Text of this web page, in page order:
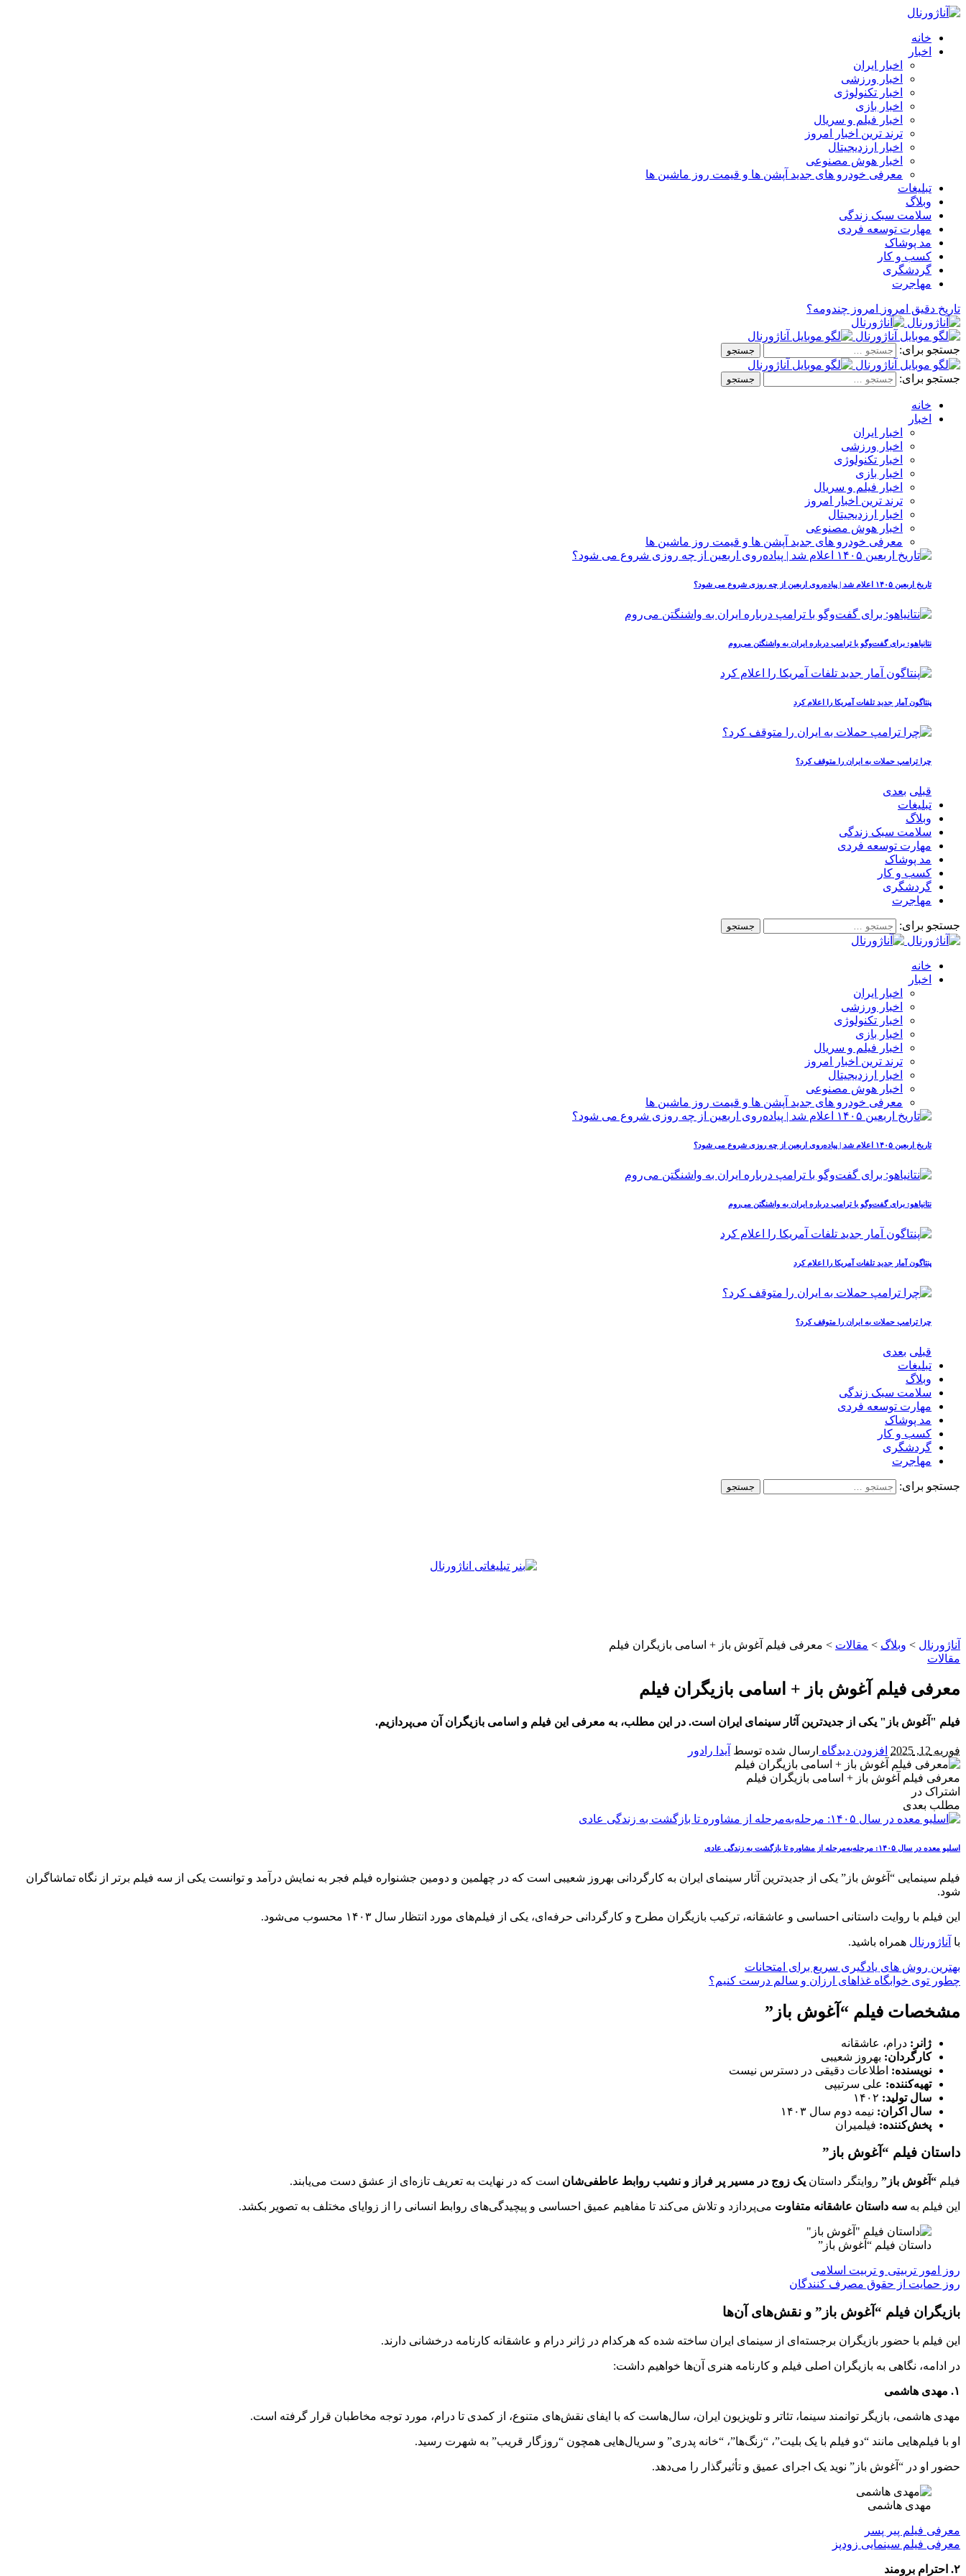
خانه
اخبار
اخبار ایران
اخبار ورزشی
اخبار تکنولوژی
اخبار بازی
اخبار فیلم و سریال
ترند ترین اخبار امروز
اخبار ارزدیجیتال
اخبار هوش مصنوعی
معرفی خودرو های جدید آپشن‌ ها و قیمت روز ماشین‌ ها
تبلیغات
وبلاگ
سلامت سبک زندگی
مهارت توسعه فردی
مد پوشاک
کسب و کار
گردشگری
مهاجرت
تاریخ دقیق امروز امروز چندومه؟
جستجو برای:
جستجو برای:
خانه
اخبار
اخبار ایران
اخبار ورزشی
اخبار تکنولوژی
اخبار بازی
اخبار فیلم و سریال
ترند ترین اخبار امروز
اخبار ارزدیجیتال
اخبار هوش مصنوعی
معرفی خودرو های جدید آپشن‌ ها و قیمت روز ماشین‌ ها
تاریخ اربعین ۱۴۰۵ اعلام شد | پیاده‌روی اربعین از چه روزی شروع می‌ شود؟
نتانیاهو: برای گفت‌وگو با ترامپ درباره ایران به واشنگتن می‌روم
پنتاگون آمار جدید تلفات آمریکا را اعلام کرد
چرا ترامپ حملات به ایران را متوقف کرد؟
قبلی بعدی
تبلیغات
وبلاگ
سلامت سبک زندگی
مهارت توسعه فردی
مد پوشاک
کسب و کار
گردشگری
مهاجرت
جستجو برای:
خانه
اخبار
اخبار ایران
اخبار ورزشی
اخبار تکنولوژی
اخبار بازی
اخبار فیلم و سریال
ترند ترین اخبار امروز
اخبار ارزدیجیتال
اخبار هوش مصنوعی
معرفی خودرو های جدید آپشن‌ ها و قیمت روز ماشین‌ ها
تاریخ اربعین ۱۴۰۵ اعلام شد | پیاده‌روی اربعین از چه روزی شروع می‌ شود؟
نتانیاهو: برای گفت‌وگو با ترامپ درباره ایران به واشنگتن می‌روم
پنتاگون آمار جدید تلفات آمریکا را اعلام کرد
چرا ترامپ حملات به ایران را متوقف کرد؟
قبلی بعدی
تبلیغات
وبلاگ
سلامت سبک زندگی
مهارت توسعه فردی
مد پوشاک
کسب و کار
گردشگری
مهاجرت
جستجو برای:
آناژورنال > وبلاگ > مقالات > معرفی فیلم آغوش باز + اسامی بازیگران فیلم
مقالات
معرفی فیلم آغوش باز + اسامی بازیگران فیلم
فیلم "آغوش باز" یکی از جدیدترین آثار سینمای ایران است. در این مطلب، به معرفی این فیلم و اسامی بازیگران آن می‌پردازیم.
فوریه 12, 2025 افزودن دیدگاه ارسال شده توسط آیدا رادور
معرفی فیلم آغوش باز + اسامی بازیگران فیلم
اشتراک در
مطلب بعدی
اسلیو معده در سال ۱۴۰۵: مرحله‌به‌مرحله از مشاوره تا بازگشت به زندگی عادی
فیلم سینمایی “آغوش باز” یکی از جدیدترین آثار سینمای ایران به کارگردانی بهروز شعیبی است که در چهلمین و دومین جشنواره فیلم فجر به نمایش درآمد و توانست یکی از سه فیلم برتر از نگاه تماشاگران
شود.
این فیلم با روایت داستانی احساسی و عاشقانه، ترکیب بازیگران مطرح و کارگردانی حرفه‌ای، یکی از فیلم‌های مورد انتظار سال ۱۴۰۳ محسوب می‌شود.
با آناژورنال همراه باشید.
بهترین روش‌ های یادگیری سریع برای امتحانات
چطور توی خوابگاه غذاهای ارزان و سالم درست کنیم؟
مشخصات فیلم “آغوش باز”
ژانر: درام، عاشقانه
کارگردان: بهروز شعیبی
نویسنده: اطلاعات دقیقی در دسترس نیست
تهیه‌کننده: علی سرتیپی
سال تولید:
سال اکران: نیمه دوم سال ۱۴۰۳
پخش‌کننده: فیلمیران
داستان فیلم “آغوش باز”
فیلم “آغوش باز” روایتگر داستان یک زوج در مسیر پر فراز و نشیب روابط عاطفی‌شان است که در نهایت به تعریف تازه‌ای از عشق دست می‌یابند.
این فیلم به سه داستان عاشقانه متفاوت می‌پردازد و تلاش می‌کند تا مفاهیم عمیق احساسی و پیچیدگی‌های روابط انسانی را از زوایای مختلف به تصویر بکشد.
داستان فیلم “آغوش باز”
روز امور تربیتی و تربیت اسلامی
روز حمایت از حقوق مصرف‌ کنندگان
بازیگران فیلم “آغوش باز” و نقش‌های آن‌ها
این فیلم با حضور بازیگران برجسته‌ای از سینمای ایران ساخته شده که هرکدام در ژانر درام و عاشقانه کارنامه درخشانی دارند.
در ادامه، نگاهی به بازیگران اصلی فیلم و کارنامه هنری آن‌ها خواهیم داشت:
۱. مهدی هاشمی
مهدی هاشمی، بازیگر توانمند سینما، تئاتر و تلویزیون ایران، سال‌هاست که با ایفای نقش‌های متنوع، از کمدی تا درام، مورد توجه مخاطبان قرار گرفته است.
او با فیلم‌هایی مانند “دو فیلم با یک بلیت”، “زنگ‌ها”، “خانه پدری” و سریال‌هایی همچون “روزگار قریب” به شهرت رسید.
حضور او در “آغوش باز” نوید یک اجرای عمیق و تأثیرگذار را می‌دهد.
مهدی هاشمی
معرفی فیلم پیر پسر
معرفی فیلم سینمایی زودپز
۲. احترام برومند